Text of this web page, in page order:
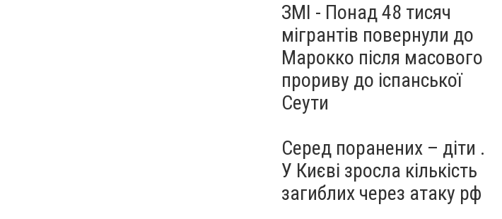
ЗМІ - Понад 48 тисяч
мігрантів повернули до
Марокко після масового
прориву до іспанської
Сеути
Серед поранених – діти .
У Києві зросла кількість
загиблих через атаку рф